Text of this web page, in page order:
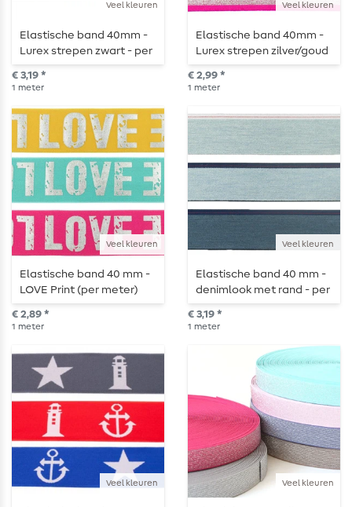
Veel kleuren
Elastische band 40mm -
Lurex strepen zwart - per
meter
€ 3,19 *
1 meter
Veel kleuren
Elastische band 40mm -
Lurex strepen zilver/goud
- per meter
€ 2,99 *
1 meter
Veel kleuren
Elastische band 40 mm -
LOVE Print (per meter)
€ 2,89 *
1 meter
Veel kleuren
Elastische band 40 mm -
denimlook met rand - per
meter
€ 3,19 *
1 meter
Veel kleuren Veel kleuren